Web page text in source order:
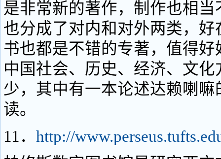
是非常新的著作，制作也相
也分成了对内和对外两类，
书也都是不错的专著，值得
中国社会、历史、经济、文
少，其中有一本论述达赖喇
读。
11． http://